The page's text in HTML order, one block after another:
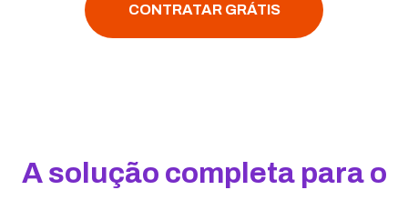
CONTRATAR GRÁTIS
A solução completa para o